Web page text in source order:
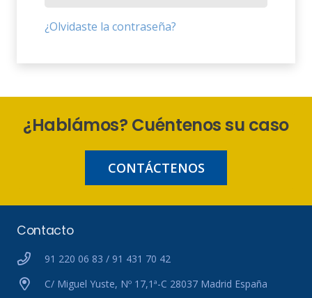
¿Olvidaste la contraseña?
¿Hablámos? Cuéntenos su caso
CONTÁCTENOS
Contacto
91 220 06 83 / 91 431 70 42
C/ Miguel Yuste, Nº 17,1ª-C 28037 Madrid España